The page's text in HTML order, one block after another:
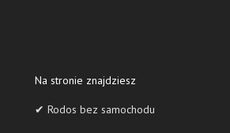
Na stronie znajdziesz
✔ Rodos bez samochodu